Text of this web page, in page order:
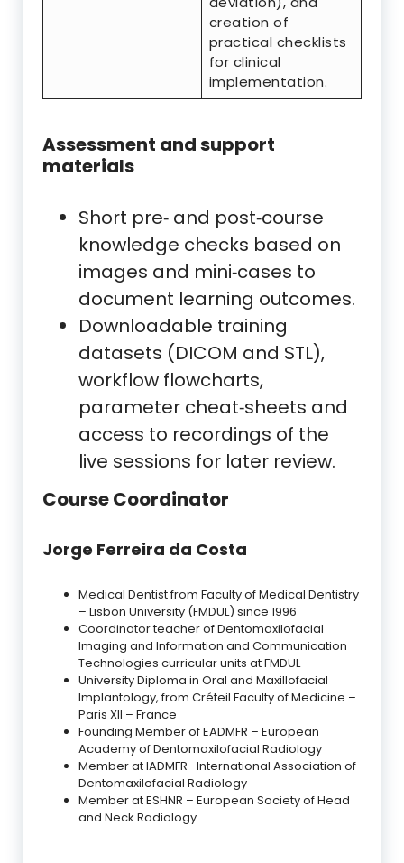
creation of
practical checklists
for clinical
implementation.
Assessment and support
materials
Short pre‑ and post‑course
knowledge checks based on
images and mini‑cases to
document learning outcomes.
Downloadable training
datasets (DICOM and STL),
workflow flowcharts,
parameter cheat‑sheets and
access to recordings of the
live sessions for later review.
Course Coordinator
Jorge Ferreira da Costa
Medical Dentist from Faculty of Medical Dentistry
– Lisbon University (FMDUL) since 1996
Coordinator teacher of Dentomaxilofacial
Imaging and Information and Communication
Technologies curricular units at FMDUL
University Diploma in Oral and Maxillofacial
Implantology, from Créteil Faculty of Medicine –
Paris XII – France
Founding Member of EADMFR – European
Academy of Dentomaxilofacial Radiology
Member at IADMFR- International Association of
Dentomaxilofacial Radiology
Member at ESHNR – European Society of Head
and Neck Radiology